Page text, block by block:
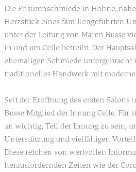
Die Frisurenschmiede in Hohne,
Herzstück eines familiengeführten
unter der Leitung von Maren Busse
in und um Celle betreibt. Der
ehemaligen Schmiede untergebracht
traditionelles Handwerk mit
Seit der Eröffnung des ersten Salons
Busse Mitglied der Innung Celle. Für
an wichtig, Teil der Innung zu sein,
Unterstützung und vielfältigen
Diese reichen von wertvollen
herausfordernden Zeiten wie der